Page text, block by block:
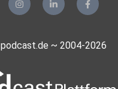
podcast.de ~ 2004-2026